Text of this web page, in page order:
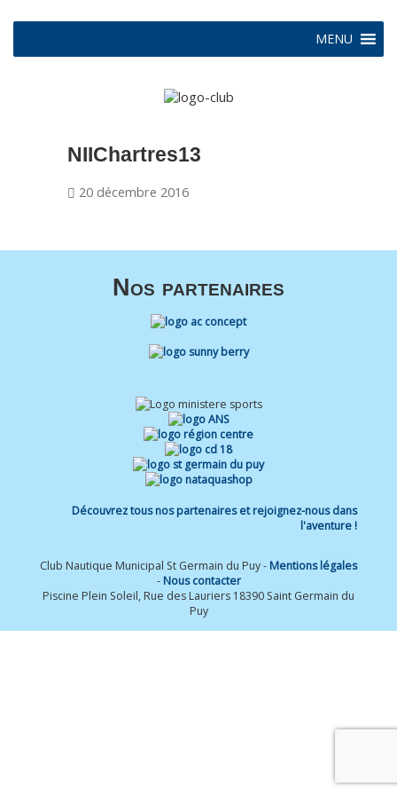
MENU
NIIChartres13
20 décembre 2016
Nos partenaires
Découvrez tous nos partenaires et rejoignez-nous dans
l'aventure !
Club Nautique Municipal St Germain du Puy - Mentions légales
- Nous contacter
Piscine Plein Soleil, Rue des Lauriers 18390 Saint Germain du
Puy